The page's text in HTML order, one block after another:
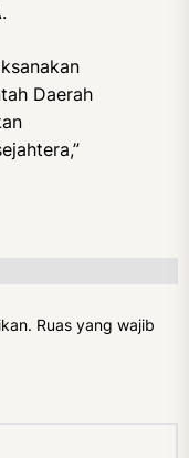
Daerah
Ruas yang wajib